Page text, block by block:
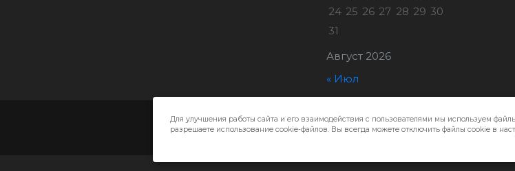
Август 2026
24 25 26 27 28 29 30
31
« Июл
Город32 © 2026
Для улучшения работы сайта и его взаимодействия с пользователями мы используем
разрешаете использование cookie-файлов. Вы всегда можете отключить файлы cookie в